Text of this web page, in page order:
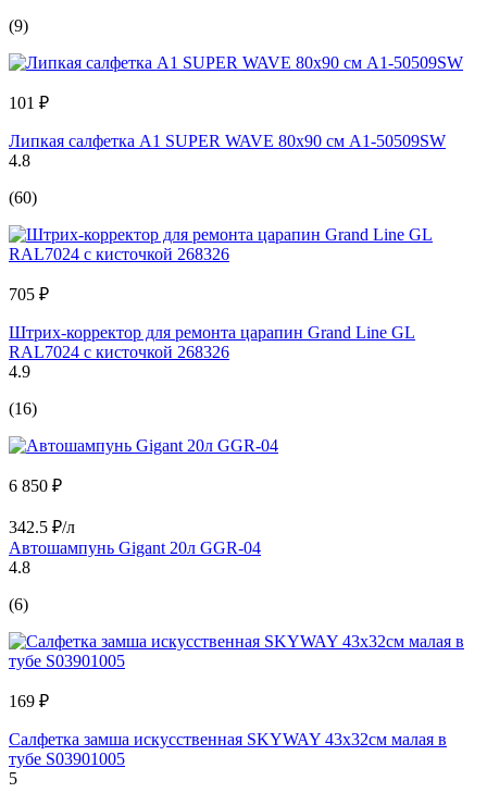
(9)
101 ₽
Липкая салфетка А1 SUPER WAVE 80x90 см А1-50509SW
4.8
(60)
705 ₽
Штрих-корректор для ремонта царапин Grand Line GL
RAL7024 с кисточкой 268326
4.9
(16)
6 850 ₽
342.5 ₽/л
Автошампунь Gigant 20л GGR-04
4.8
(6)
169 ₽
Салфетка замша искусственная SKYWAY 43х32см малая в
тубе S03901005
5